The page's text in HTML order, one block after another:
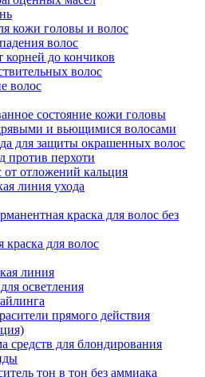
кожи головы и волос
волос
корней до кончиков
волос
волос
состояние кожи головы
и вьющимися волосами
для защиты окрашенных волос
против перхоти
отложений кальция
линия ухода
краска для волос без
для волос
линия
осветления
прямого действия
средств для блондирования
тон в тон без аммиака